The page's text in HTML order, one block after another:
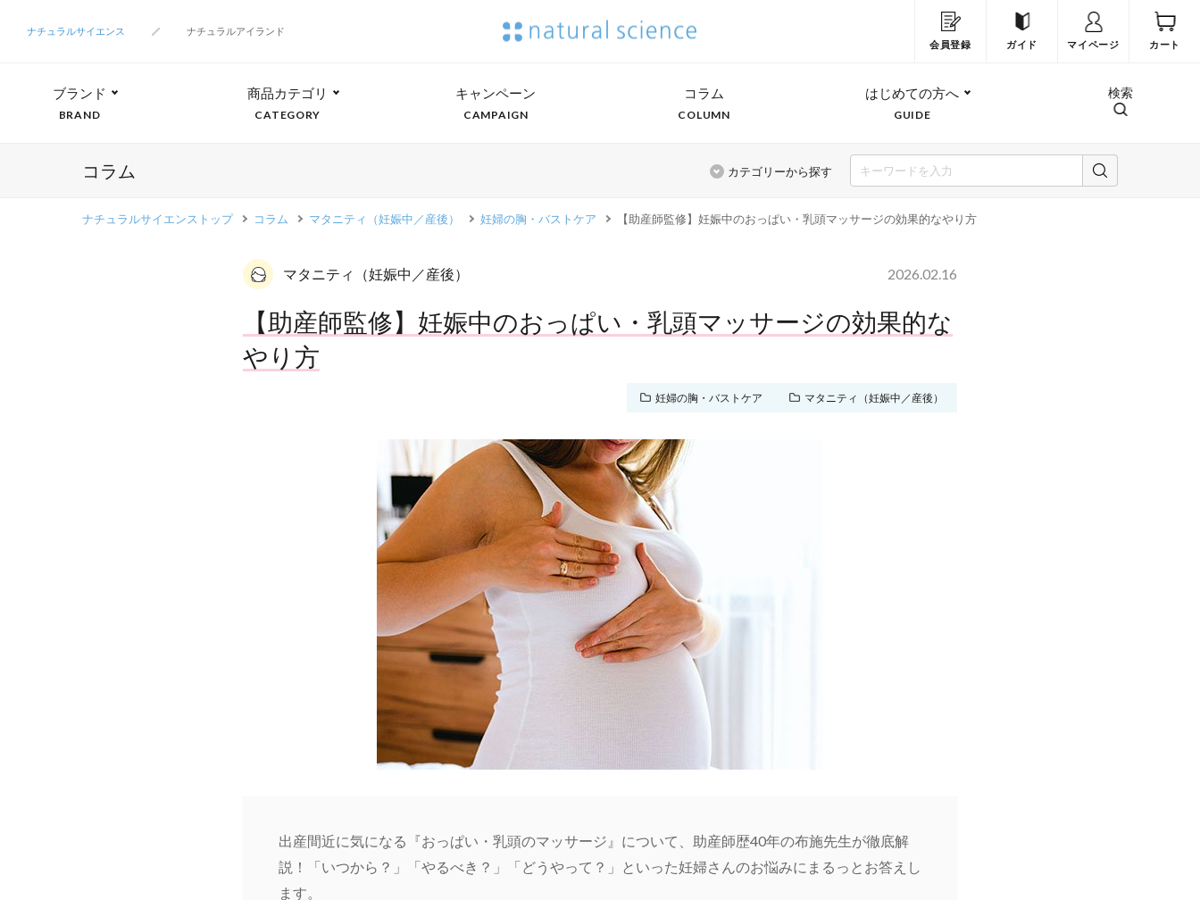
ナチュラルサイエンス
ナチュラルアイランド
会員登録
ガイド マイページ カート
ブランド
BRAND
商品カテゴリ
CATEGORY
キャンペーン
CAMPAIGN
コラム
COLUMN
はじめての方へ
GUIDE
検索
コラム カテゴリーから探す
ナチュラルサイエンストップ コラム マタニティ（妊娠中／産後） 妊婦の胸・バストケア 【助産師監修】妊娠中のおっぱい・乳頭マッサージの効果的なやり方
マタニティ（妊娠中／産後） 2026.02.16
【助産師監修】妊娠中のおっぱい・乳頭マッサージの効果的な
やり方
妊婦の胸・バストケア マタニティ（妊娠中／産後）
出産間近に気になる『おっぱい・乳頭のマッサージ』について、助産師歴40年の布施先生が徹底解
説！「いつから？」「やるべき？」「どうやって？」といった妊婦さんのお悩みにまるっとお答えし
ます。